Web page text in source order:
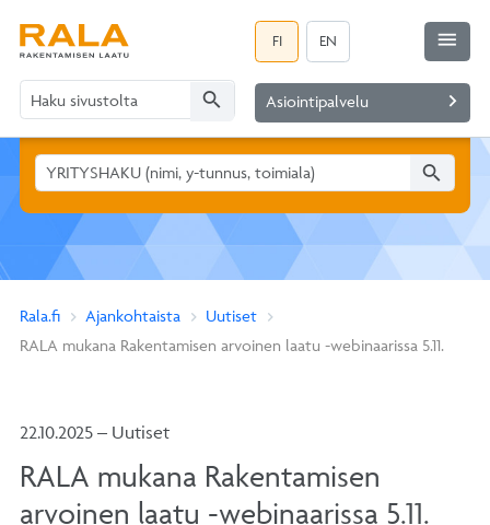
FI EN
search Asiointipalvelu navigate_next
menu
search
Rala.fi Ajankohtaista
Uutiset
RALA mukana Rakentamisen arvoinen laatu -webinaarissa 5.11.
22.10.2025 – Uutiset
RALA mukana Rakentamisen
arvoinen laatu -webinaarissa 5.11.